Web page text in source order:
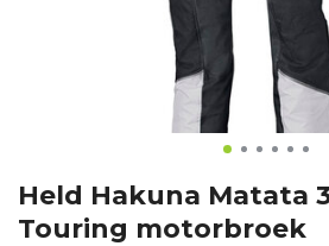
Held Hakuna Matata
Touring motorbroek